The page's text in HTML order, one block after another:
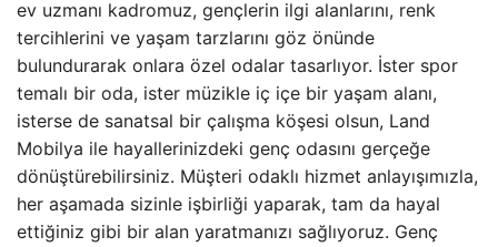
ev uzmanı kadromuz, gençlerin ilgi alanlarını, renk
tercihlerini ve yaşam tarzlarını göz önünde
bulundurarak onlara özel odalar tasarlıyor. İster spor
temalı bir oda, ister müzikle iç içe bir yaşam alanı,
isterse de sanatsal bir çalışma köşesi olsun, Land
Mobilya ile hayallerinizdeki genç odasını gerçeğe
dönüştürebilirsiniz. Müşteri odaklı hizmet anlayışımızla,
her aşamada sizinle işbirliği yaparak, tam da hayal
ettiğiniz gibi bir alan yaratmanızı sağlıyoruz. Genç